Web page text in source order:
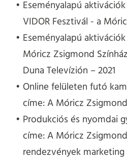
Eseményalapú
VIDOR Fesztivál - a
Eseményalapú
Móricz Zsigmond
Duna Televízión – 2021
Online felületen futó
címe: A Móricz
Produkciós és nyomdai
címe: A Móricz
rendezvények marketing